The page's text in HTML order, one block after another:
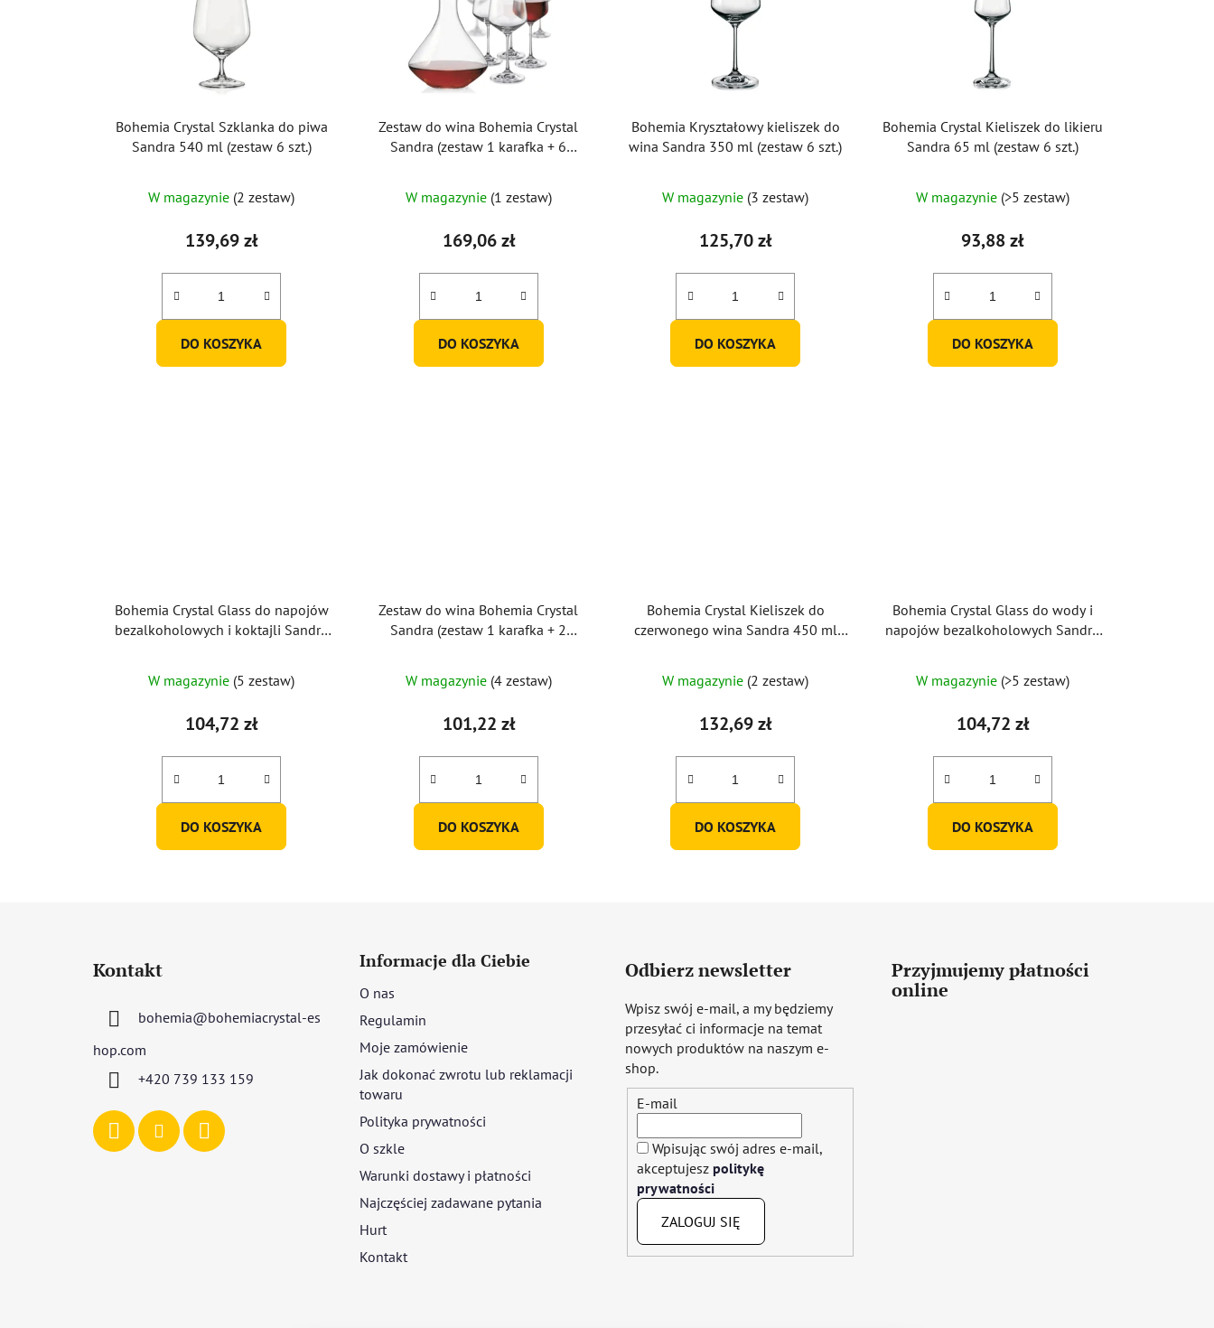
Bohemia Crystal Szklanka do piwa
Sandra 540 ml (zestaw 6 szt.)
W magazynie (2 zestaw)
139,69 zł
DO KOSZYKA
Zestaw do wina Bohemia Crystal
Sandra (zestaw 1 karafka + 6
ocena
produktu
5,0
na
gwiazdek.
W magazynie (1 zestaw)
169,06 zł
DO KOSZYKA
Bohemia Kryształowy kieliszek do
wina Sandra 350 ml (zestaw 6 szt.)
W magazynie (3 zestaw)
125,70 zł
DO KOSZYKA
Bohemia Crystal Kieliszek do likieru
Sandra 65 ml (zestaw 6 szt.)
W magazynie (>5 zestaw)
93,88 zł
DO KOSZYKA
Bohemia Crystal Glass do napojów
bezalkoholowych i koktajli Sandra
W magazynie (5 zestaw)
104,72 zł
DO KOSZYKA
Zestaw do wina Bohemia Crystal
Sandra (zestaw 1 karafka + 2
W magazynie (4 zestaw)
101,22 zł
DO KOSZYKA
Bohemia Crystal Kieliszek do
czerwonego wina Sandra 450 ml
ocena
produktu
5,0
na
gwiazdek.
W magazynie (2 zestaw)
132,69 zł
DO KOSZYKA
Bohemia Crystal Glass do wody i
napojów bezalkoholowych Sandra
W magazynie (>5 zestaw)
104,72 zł
DO KOSZYKA
Kontakt
bohemia@bohemiacrystal-es
hop.com
+420 739 133 159
Informacje dla Ciebie
O nas
Regulamin
Moje zamówienie
Jak dokonać zwrotu lub reklamacji
towaru
Polityka prywatności
O szkle
Warunki dostawy i płatności
Najczęściej zadawane pytania
Hurt
Kontakt
Odbierz newsletter
Wpisz swój e-mail, a my będziemy
przesyłać ci informacje na temat
nowych produktów na naszym e-
shop.
E-mail
Wpisując swój adres e-mail,
akceptujesz politykę
prywatności
ZALOGUJ SIĘ
Przyjmujemy płatności
online